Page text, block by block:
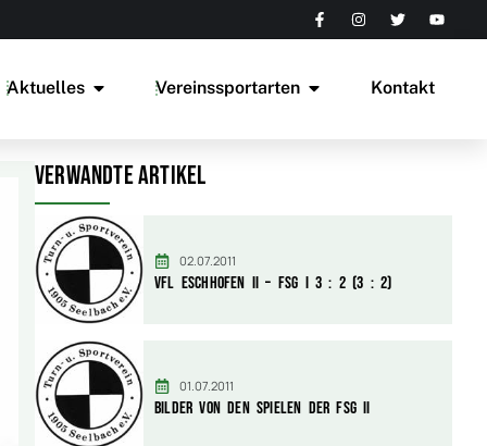
Aktuelles Vereinssportarten Kontakt
Verwandte Artikel
02.07.2011
Vfl Eschhofen II – FSG I 3 : 2 (3 : 2)
01.07.2011
Bilder von den Spielen der FSG II